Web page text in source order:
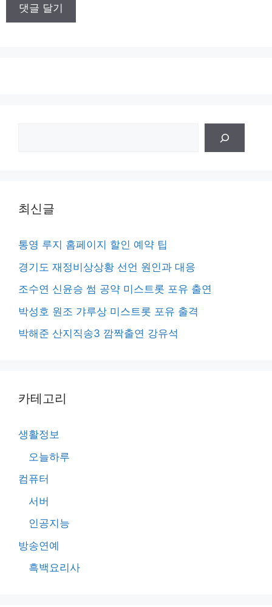
최신글
통영 루지 홈페이지 할인 예약 팁
경기도 재정비상상황 선언 원인과 대응
조수연 신윤승 썸 공약 미스트롯 포유 출연
박성호 원조 갸루상 미스트롯 포유 출격
박해준 산지직송3 깜짝출연 강유석
카테고리
생활정보
오늘하루
컴퓨터
서버
인공지능
방송연예
흑백요리사